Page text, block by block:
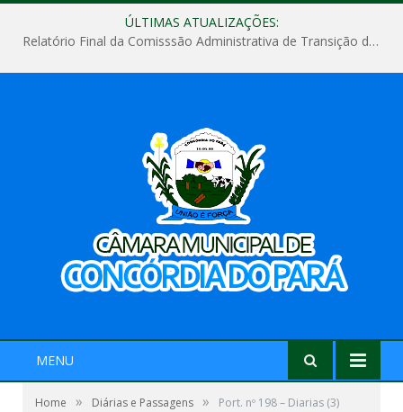
ÚLTIMAS ATUALIZAÇÕES:
Relatório Final da Comisssão Administrativa de Transição de Mandato do Poder Legislativo do Município de Concórdia do Pará
MENU
Home » Diárias e Passagens » Port. nº 198 – Diarias (3)